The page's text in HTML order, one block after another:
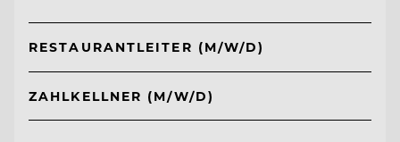
RESTAURANTLEITER (M/W/D)
ZAHLKELLNER (M/W/D)